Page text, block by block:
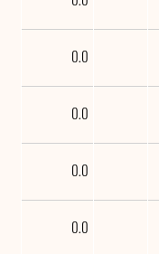
0.0
0.0
0.0
0.0